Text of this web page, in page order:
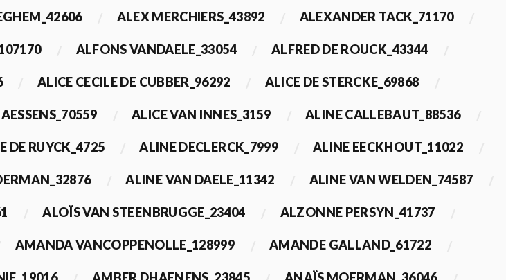
ALEX MERCHIERS_43892 ALEXANDER TACK_71170
ALFONS VANDAELE_33054 ALFRED DE ROUCK_43344
ALICE CECILE DE CUBBER_96292 ALICE DE STERCKE_69868
ALICE VAN INNES_3159 ALINE CALLEBAUT_88536
DE RUYCK_4725 ALINE DECLERCK_7999 ALINE EECKHOUT_11022
ALINE VAN DAELE_11342 ALINE VAN WELDEN_74587
ALOÏS VAN STEENBRUGGE_23404 ALZONNE PERSYN_41737
AMANDA VANCOPPENOLLE_128999 AMANDE GALLAND_61722